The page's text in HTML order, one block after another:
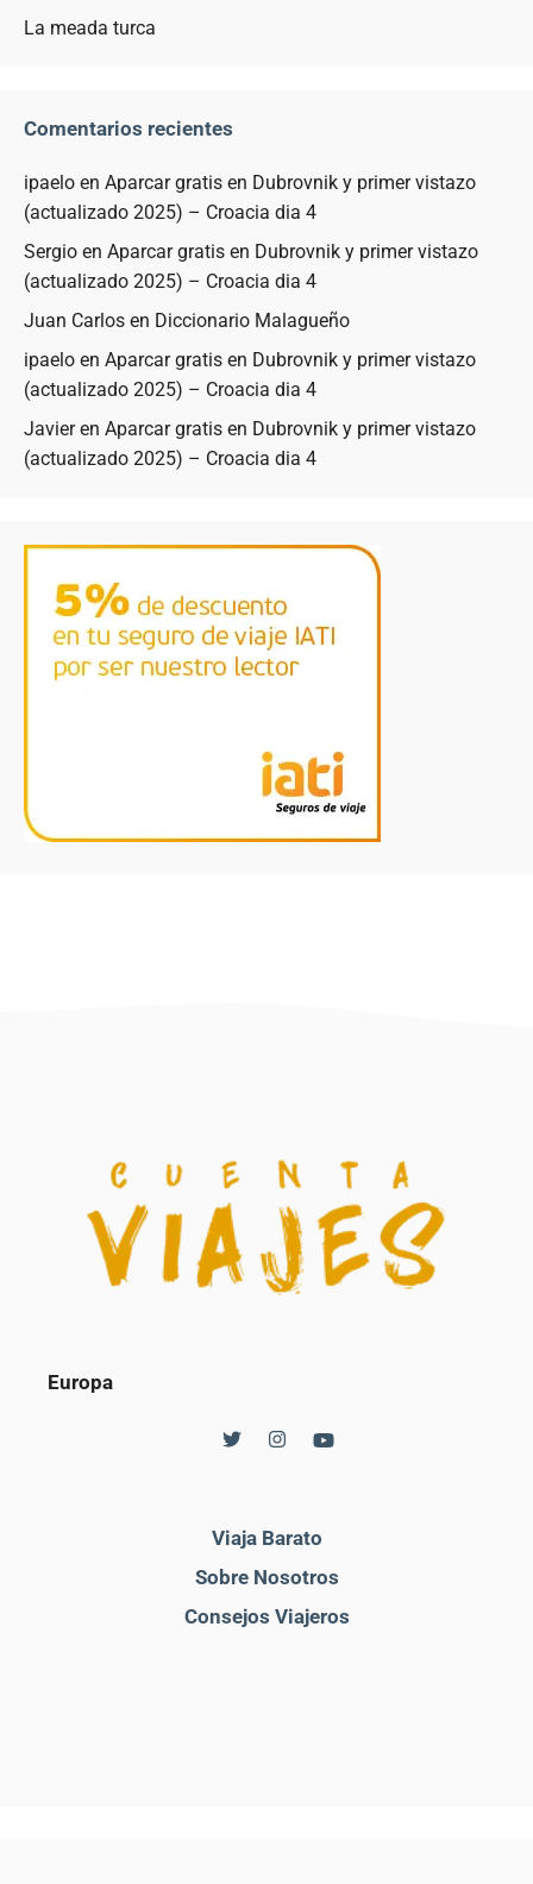
La meada turca
Comentarios recientes
ipaelo en Aparcar gratis en Dubrovnik y primer vistazo
(actualizado 2025) – Croacia dia 4
Sergio en Aparcar gratis en Dubrovnik y primer vistazo
(actualizado 2025) – Croacia dia 4
Juan Carlos en Diccionario Malagueño
ipaelo en Aparcar gratis en Dubrovnik y primer vistazo
(actualizado 2025) – Croacia dia 4
Javieren Aparcar gratis en Dubrovnik y primer vistazo
(actualizado 2025) – Croacia dia 4
Europa
Viaja Barato
Sobre Nosotros
Consejos Viajeros